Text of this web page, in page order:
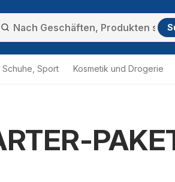
Sport Kosmetik und Drogerie